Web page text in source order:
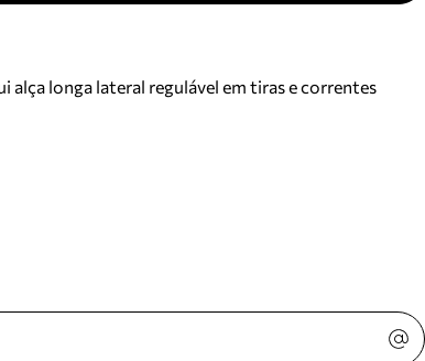
longa lateral regulável em tiras e correntes